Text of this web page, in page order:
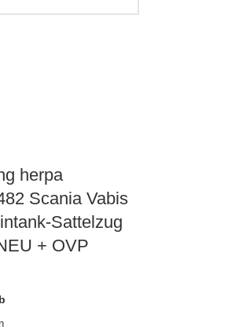
herpa
Scania Vabis
Sattelzug
+ OVP